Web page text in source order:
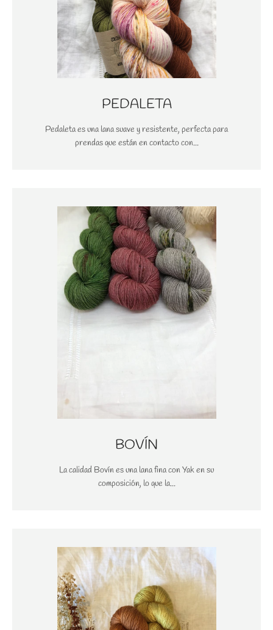
PEDALETA
Pedaleta es una lana suave y resistente, perfecta para
prendas que están en contacto con...
BOVÍN
La calidad Bovín es una lana fina con Yak en su
composición, lo que la...